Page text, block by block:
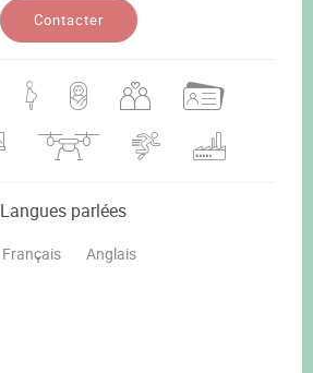
Contacter
Langues parlées
Français Anglais